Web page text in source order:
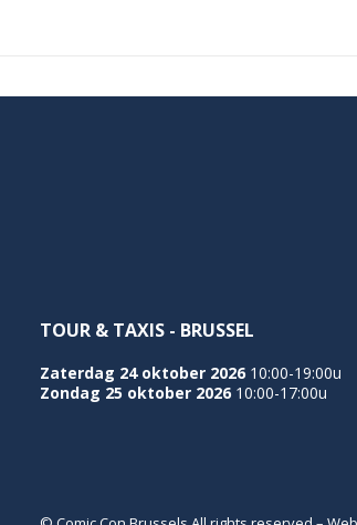
TOUR & TAXIS - BRUSSEL
Zaterdag 24 oktober 2026 10:00-19:00u
Zondag 25 oktober 2026 10:00-17:00u